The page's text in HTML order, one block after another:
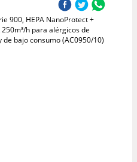
900, HEPA NanoProtect +
h para alérgicos de
bajo consumo (AC0950/10)